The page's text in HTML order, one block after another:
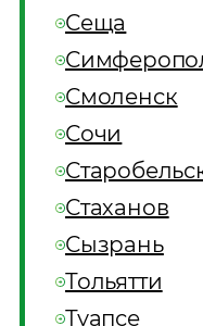
Сеща
Смоленск
Сочи
Стаханов
Сызрань
Тольятти
Туапсе